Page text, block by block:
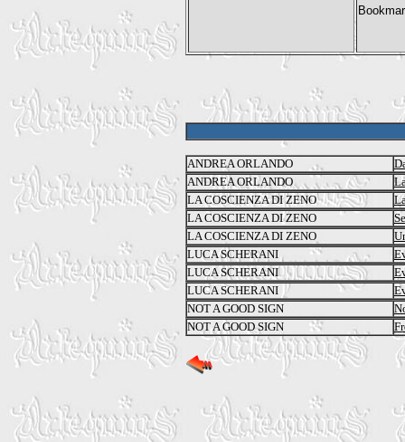
ANDREA ORLANDO
ANDREA ORLANDO
LA COSCIENZA DI ZENO
LA COSCIENZA DI ZENO
LA COSCIENZA DI ZENO
LUCA SCHERANI
LUCA SCHERANI
LUCA SCHERANI
NOT A GOOD SIGN
NOT A GOOD SIGN